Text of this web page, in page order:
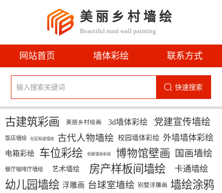
美丽乡村墙绘
Beautiful rural wall painting
网站首页 墙体彩绘 联系方式
快速搜索
古建筑彩画 美丽乡村绘画 3d墙体彩绘 党建宣传墙绘
饭店墙绘 社区街道墙绘 古代人物墙绘 校园墙体彩绘 外墙墙体彩绘
电箱彩绘 车位彩绘 创意墙体彩绘 博物馆壁画 国画墙绘
餐厅咖啡厅墙绘 艺术墙绘 房产样板间墙绘 卡通墙绘
幼儿园墙绘 浮雕画 台球室墙绘 别墅浮雕画 墙绘涂鸦